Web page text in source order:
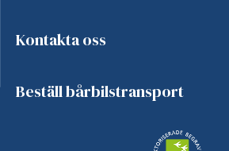
Kontakta oss
Beställ bårbilstransport